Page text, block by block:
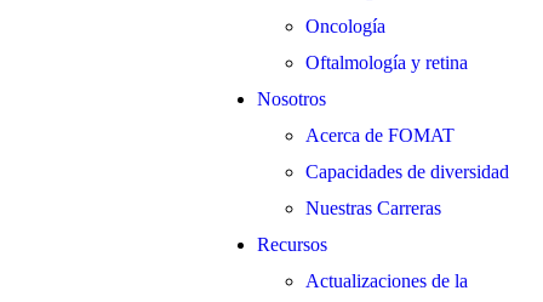
Oncología
Oftalmología y retina
Nosotros
Acerca de FOMAT
Capacidades de diversidad
Nuestras Carreras
Recursos
Actualizaciones de la